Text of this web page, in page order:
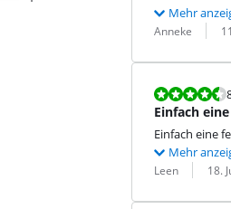
Mehr
Bewertung von:
Anneke
Datum:
Übersetzung:
Bewertet mit 8,8
Einfach
Einfach eine
Mehr
Bewertung von:
Leen
Datum: 18.
Übersetzung: